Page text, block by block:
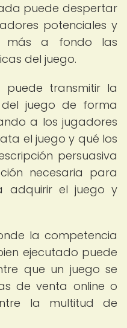
puede despertar
potenciales y
más a fondo las
del juego.
puede transmitir la
juego de forma
a los jugadores
el juego y qué los
persuasiva
necesaria para
adquirir el juego y
la competencia
ejecutado puede
que un juego se
de venta online o
la multitud de